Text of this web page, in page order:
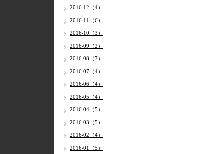
2016-12（4）
2016-11（6）
2016-10（3）
2016-09（2）
2016-08（7）
2016-07（4）
2016-06（4）
2016-05（4）
2016-04（5）
2016-03（5）
2016-02（4）
2016-01（5）